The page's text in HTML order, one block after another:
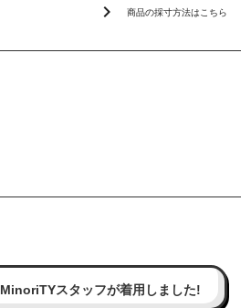
chevron_right 商品の採寸方法はこちら
MinoriTYスタッフが着用しました!